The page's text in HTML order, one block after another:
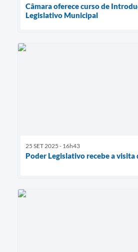
Câmara oferece curso de
Legislativo Municipal
25 SET 2025 - 16h43
Poder Legislativo recebe a visita